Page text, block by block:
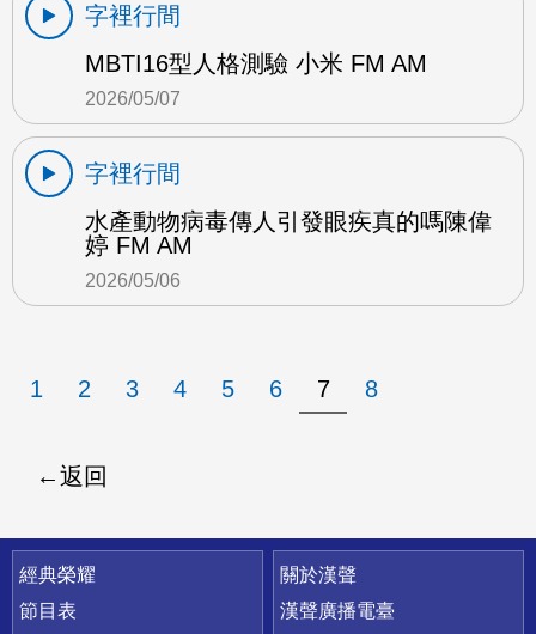
字裡行間
MBTI16型人格測驗 小米 FM AM
2026/05/07
字裡行間
水產動物病毒傳人引發眼疾真的嗎陳偉
婷 FM AM
2026/05/06
1 2 3 4 5 6 7 8
返回
快速連結
經典榮耀
節目表
關於漢聲
漢聲廣播電臺